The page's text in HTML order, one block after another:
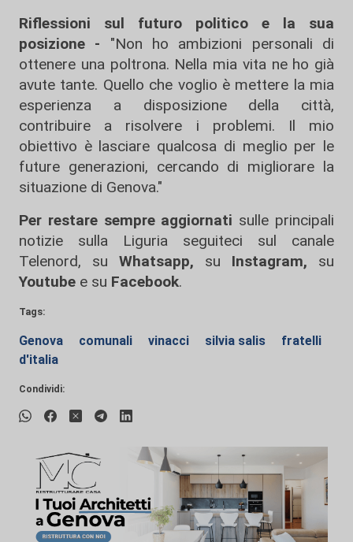
Riflessioni sul futuro politico e la sua
posizione - "Non ho ambizioni personali di
ottenere una poltrona. Nella mia vita ne ho già
avute tante. Quello che voglio è mettere la mia
esperienza a disposizione della città,
contribuire a risolvere i problemi. Il mio
obiettivo è lasciare qualcosa di meglio per le
future generazioni, cercando di migliorare la
situazione di Genova."
Per restare sempre aggiornati sulle principali
notizie sulla Liguria seguiteci sul canale
Telenord, su
Whatsapp, su Instagram, su
Youtube e su Facebook.
Tags:
Genova comunali vinacci silvia salis
fratelli
d'italia
Condividi: